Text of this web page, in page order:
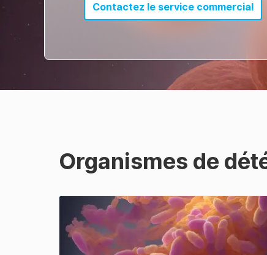
Contactez le service commercial
Organismes de